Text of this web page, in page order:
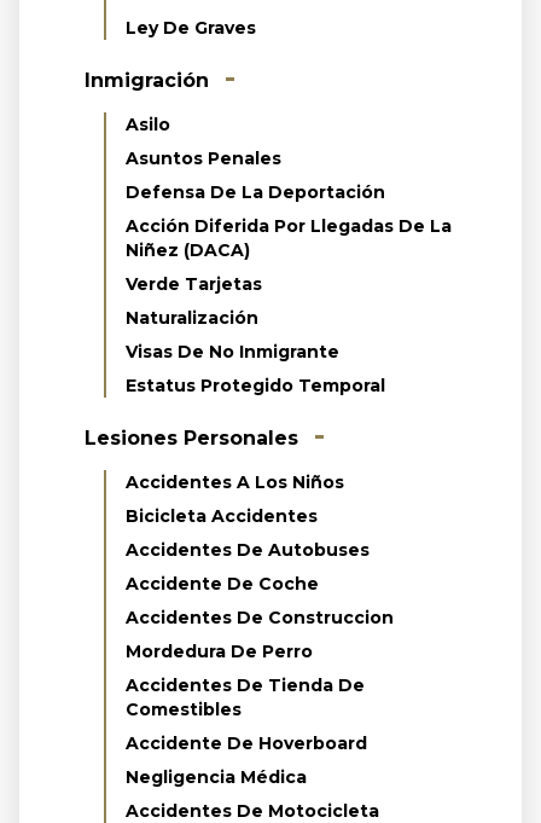
Ley De Graves
Inmigración
Asilo
Asuntos Penales
Defensa De La Deportación
Acción Diferida Por Llegadas De La
Niñez (DACA)
Verde Tarjetas
Naturalización
Visas De No Inmigrante
Estatus Protegido Temporal
Lesiones Personales
Accidentes A Los Niños
Bicicleta Accidentes
Accidentes De Autobuses
Accidente De Coche
Accidentes De Construccion
Mordedura De Perro
Accidentes De Tienda De
Comestibles
Accidente De Hoverboard
Negligencia Médica
Accidentes De Motocicleta